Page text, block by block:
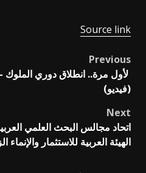
Source link
Post
navigation
Previous
لأول مرة.. انطلاق دوري
(فيديو)
Next
اتحاد مجالس البحث العلمي
الهيئة العربية للاستثمار والإنماء